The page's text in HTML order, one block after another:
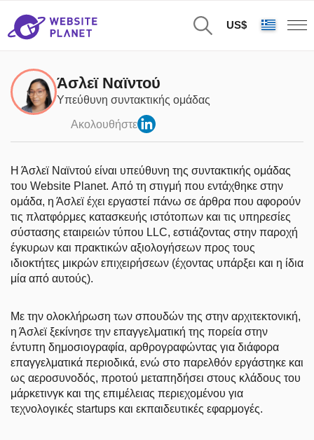
US$
Άσλεϊ Ναϊντού
Υπεύθυνη συντακτικής ομάδας
Ακολουθήστε
Η Άσλεϊ Ναϊντού είναι υπεύθυνη της συντακτικής ομάδας
του Website Planet. Από τη στιγμή που εντάχθηκε στην
ομάδα, η Άσλεϊ έχει εργαστεί πάνω σε άρθρα που αφορούν
τις πλατφόρμες κατασκευής ιστότοπων και τις υπηρεσίες
σύστασης εταιρειών τύπου LLC, εστιάζοντας στην παροχή
έγκυρων και πρακτικών αξιολογήσεων προς τους
ιδιοκτήτες μικρών επιχειρήσεων (έχοντας υπάρξει και η ίδια
μία από αυτούς).
Με την ολοκλήρωση των σπουδών της στην αρχιτεκτονική,
η Άσλεϊ ξεκίνησε την επαγγελματική της πορεία στην
έντυπη δημοσιογραφία, αρθρογραφώντας για διάφορα
επαγγελματικά περιοδικά, ενώ στο παρελθόν εργάστηκε και
ως αεροσυνοδός, προτού μεταπηδήσει στους κλάδους του
μάρκετινγκ και της επιμέλειας περιεχομένου για
τεχνολογικές startups και εκπαιδευτικές εφαρμογές.